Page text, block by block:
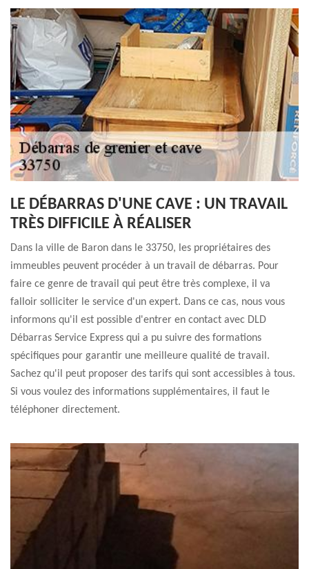
LE DÉBARRAS D'UNE CAVE : UN TRAVAIL
TRÈS DIFFICILE À RÉALISER
Dans la ville de Baron dans le 33750, les propriétaires des
immeubles peuvent procéder à un travail de débarras. Pour
faire ce genre de travail qui peut être très complexe, il va
falloir solliciter le service d'un expert. Dans ce cas, nous vous
informons qu'il est possible d'entrer en contact avec DLD
Débarras Service Express qui a pu suivre des formations
spécifiques pour garantir une meilleure qualité de travail.
Sachez qu'il peut proposer des tarifs qui sont accessibles à tous.
Si vous voulez des informations supplémentaires, il faut le
téléphoner directement.